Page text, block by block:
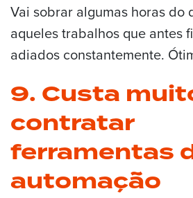
Vai sobrar algumas horas do
aqueles trabalhos que antes
adiados constantemente.
9. Custa
contratar
ferramentas
automação